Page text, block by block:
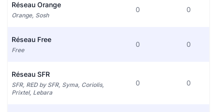
Réseau Orange
Orange, Sosh
0 0
Réseau Free
Free
0 0
Réseau SFR
SFR, RED by SFR, Syma, Coriolis,
Prixtel, Lebara
0 0